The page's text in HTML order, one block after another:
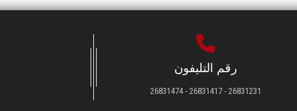
رقم التليفون
26831231 - 26831417 - 26831474